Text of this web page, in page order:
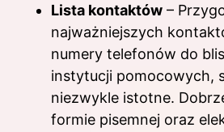
Lista kontaktów –
najważniejszych
numery telefonów do
instytucji pomocowych,
niezwykle istotne.
formie pisemnej oraz